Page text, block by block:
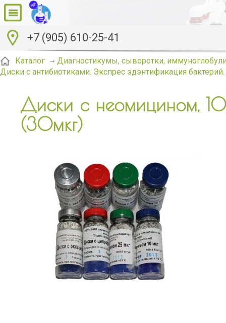
+7 (905) 610-25-41
Каталог
Диагностикумы, сыворотки,
Диски с антибиотиками. Экспрес эдэнтификация бактерий.
Диски с неомицином,
(30мкг)